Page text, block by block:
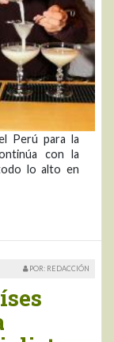
Perú para la
con la
lo alto en
POR: REDACCIÓN